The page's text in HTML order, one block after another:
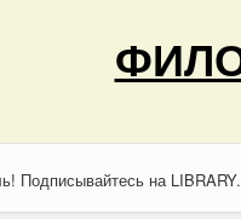
Подписывайтесь на